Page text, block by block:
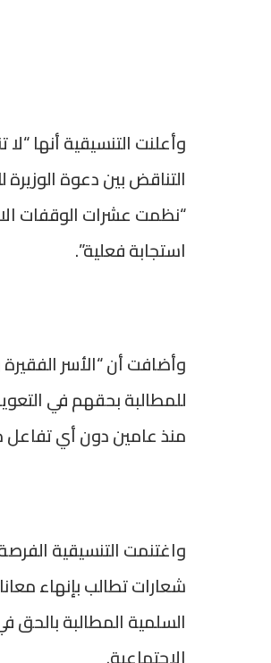
وأعلنت التنسيقية أنها
التناقض بين دعوة
“نظمت عشرات الوقفات
استجابة فعلية”.
وأضافت أن “الأسر
للمطالبة بحقهم في
منذ عامين دون أي تفاعل
شعارات تطالب بإنهاء
السلمية المطالبة بالحق